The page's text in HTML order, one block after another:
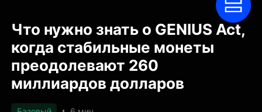
Что нужно знать о GENIUS Act,
когда стабильные монеты
преодолевают 260
миллиардов долларов